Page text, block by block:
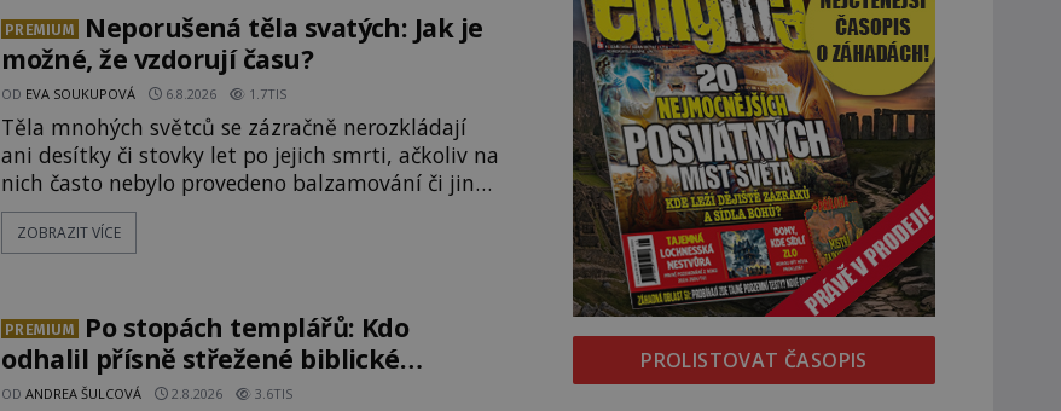
PREMIUM
Neporušená těla svatých: Jak je
možné, že vzdorují času?
OD EVA SOUKUPOVÁ 6.8.2026 1.7TIS
Těla mnohých světců se zázračně nerozkládají
ani desítky či stovky let po jejich smrti, ačkoliv na
nich často nebylo provedeno balzamování či jiné
pokusy o konzervaci. Neporušené ostatky bývají
považovány za důkaz svatosti zemřelých. Jaké
Milosrdných
ZOBRAZIT VÍCE
PREMIUM
Po stopách templářů: Kdo
odhalil přísně střežené biblické
tajemství?
ODANDREA ŠULCOVÁ 2.8.2026 3.6TIS
PROLISTOVAT ČASOPIS